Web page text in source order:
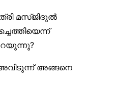
മസ്ജിദുൽ
അങ്ങനെ